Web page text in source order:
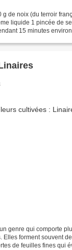
de noix (du terroir
liquide 1 pincée de
15 minutes
genre qui comporte
Elles forment souvent
de feuilles fines qui